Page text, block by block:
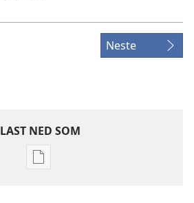
Neste
LAST NED SOM
Nedlastingsalternativer